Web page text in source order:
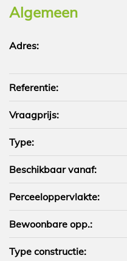
Algemeen
Adres:
Referentie:
Vraagprijs:
Type:
Beschikbaar vanaf:
Perceeloppervlakte:
Bewoonbare opp.:
Type constructie: